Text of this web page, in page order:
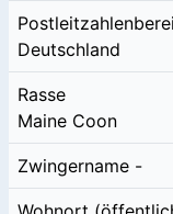
Deutschland
Rasse
Maine Coon
Zwingername -